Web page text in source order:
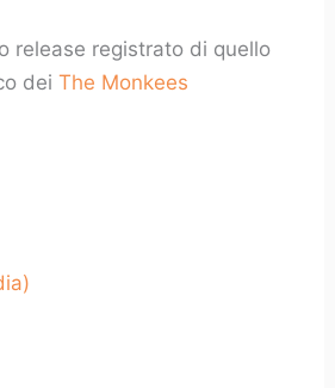
release registrato di quello
deiThe Monkees